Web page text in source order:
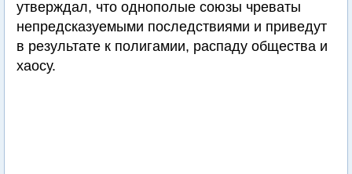
утверждал, что однополые союзы чреваты
непредсказуемыми последствиями и приведут
в результате к полигамии, распаду общества и
хаосу.